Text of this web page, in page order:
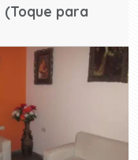
(Toque para